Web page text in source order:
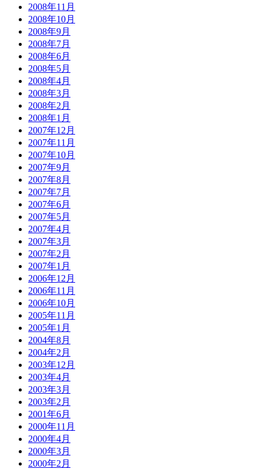
2008年11月
2008年10月
2008年9月
2008年7月
2008年6月
2008年5月
2008年4月
2008年3月
2008年2月
2008年1月
2007年12月
2007年11月
2007年10月
2007年9月
2007年8月
2007年7月
2007年6月
2007年5月
2007年4月
2007年3月
2007年2月
2007年1月
2006年12月
2006年11月
2006年10月
2005年11月
2005年1月
2004年8月
2004年2月
2003年12月
2003年4月
2003年3月
2003年2月
2001年6月
2000年11月
2000年4月
2000年3月
2000年2月